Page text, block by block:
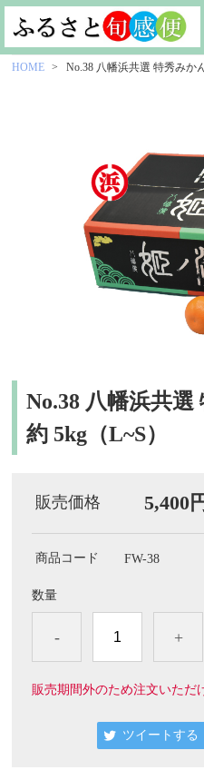
HOME No.38 八幡浜共選 特秀みか
No.38 八幡浜共
約 5kg（L~S）
販売価格 5,400
商品コード FW-38
数量
- +
販売期間外のため注文いただ
ツイートする